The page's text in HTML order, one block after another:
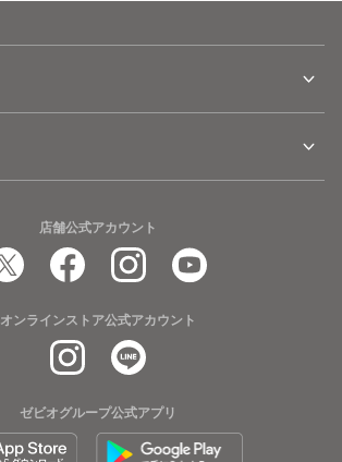
店舗公式アカウント
オンラインストア公式アカウント
ゼビオグループ公式アプリ